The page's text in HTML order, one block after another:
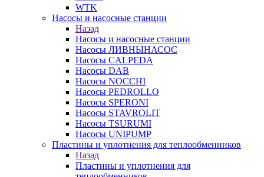
WTK
Насосы и насосные станции
Назад
Насосы и насосные станции
Насосы ЛИВНЫНАСОС
Насосы CALPEDA
Насосы DAB
Насосы NOCCHI
Насосы PEDROLLO
Насосы SPERONI
Насосы STAVROLIT
Насосы TSURUMI
Насосы UNIPUMP
Пластины и уплотнения для теплообменников
Назад
Пластины и уплотнения для